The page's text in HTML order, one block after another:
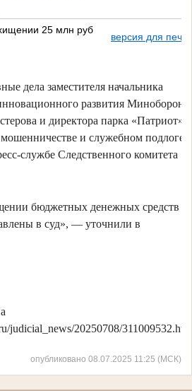
25 млн руб
версия для
дела заместителя начальника
развития Минобороны
и директора парка «Патриот»
и служебном подлоге,
службе Следственного комитета
бюджетных денежных средств
в суд», — уточнили в
judicial_news/20250708/
опубликовано 08.07.2025 11:25 (МСК)